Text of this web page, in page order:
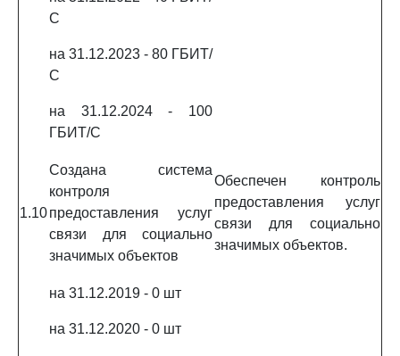
С
на 31.12.2023 - 80 ГБИТ/
С
на 31.12.2024 - 100
ГБИТ/С
1.10
Создана система
контроля
предоставления услуг
связи для социально
значимых объектов
Обеспечен контроль
предоставления услуг
связи для социально
значимых объектов.
на 31.12.2019 - 0 шт
на 31.12.2020 - 0 шт